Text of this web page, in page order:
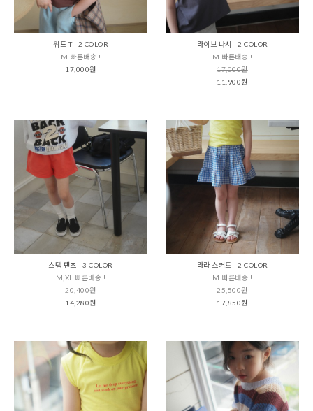
위드 T - 2 COLOR
M 빠른배송 !
17,000원
라이브 나시 - 2 COLOR
M 빠른배송 !
17,000원
11,900원
스탭 팬츠 - 3 COLOR
M,XL 빠른배송 !
20,400원
14,280원
라라 스커트 - 2 COLOR
M 빠른배송 !
25,500원
17,850원